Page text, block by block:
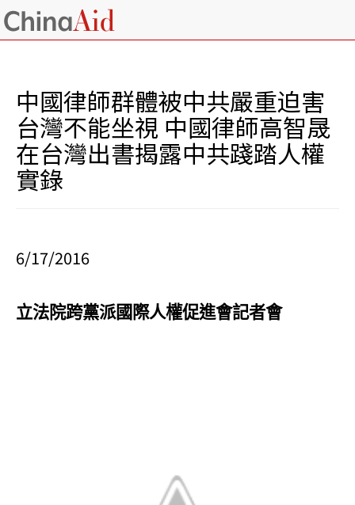
中國律師群體被中共嚴重迫害
台灣不能坐視 中國律師高智晟
在台灣出書揭露中共踐踏人權
實錄
6/17/2016
立法院跨黨派國際人權促進會記者會